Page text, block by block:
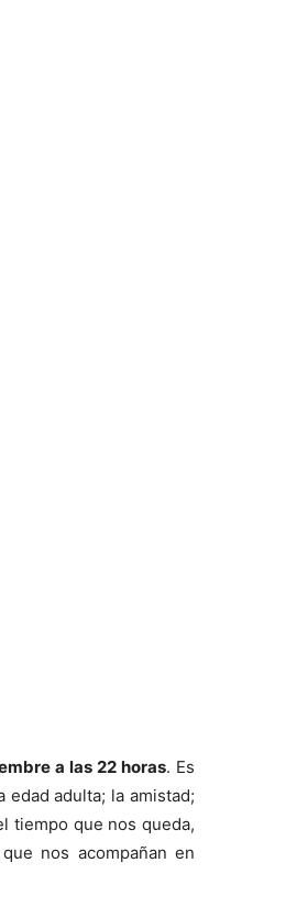
a las 22 horas. Es
adulta; la amistad;
tiempo que nos queda,
nos acompañan en